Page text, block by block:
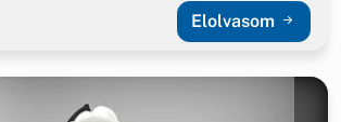
Elolvasom